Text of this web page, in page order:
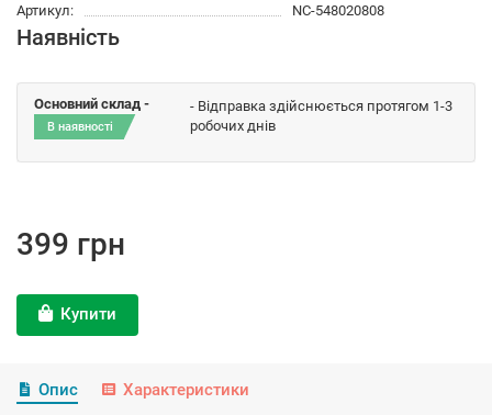
Артикул:
NC-548020808
Наявність
Основний склад -
В наявності
- Відправка здійснюється протягом 1-3
робочих днів
399 грн
Купити
Опис Характеристики